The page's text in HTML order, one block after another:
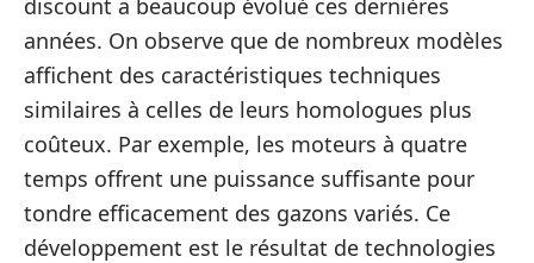
années. On observe que de nombreux modèles
affichent des caractéristiques techniques
similaires à celles de leurs homologues plus
coûteux. Par exemple, les moteurs à quatre
temps offrent une puissance suffisante pour
tondre efficacement des gazons variés. Ce
développement est le résultat de technologies